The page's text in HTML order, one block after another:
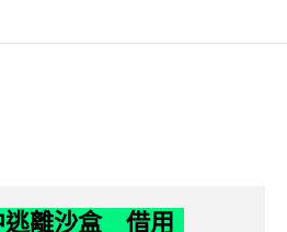
逃離沙盒 借用